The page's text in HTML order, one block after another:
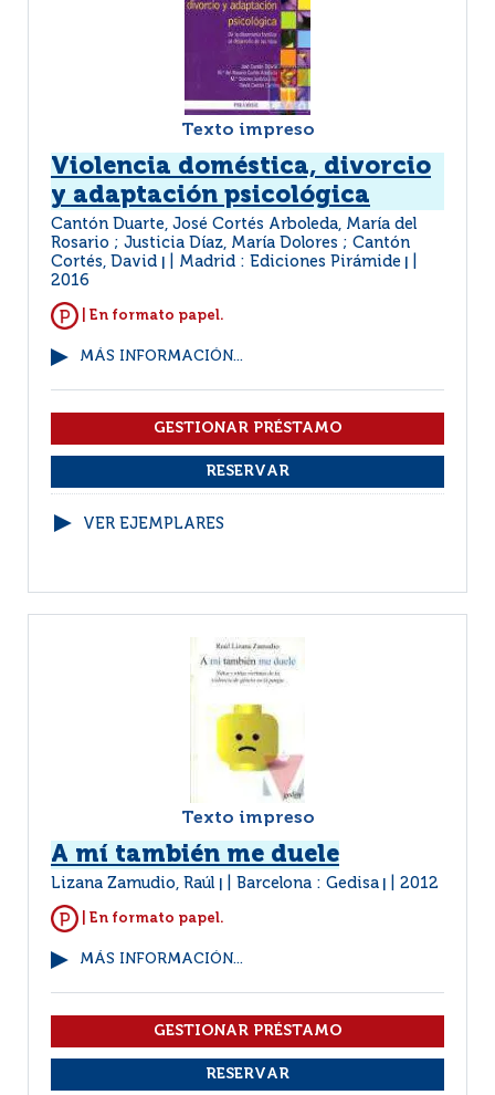
Texto impreso
Violencia doméstica, divorcio
y adaptación psicológica
Cantón Duarte, José Cortés Arboleda, María del
Rosario ; Justicia Díaz, María Dolores ; Cantón
Cortés, David
Madrid : Ediciones Pirámide
2016
| En formato papel.
MÁS INFORMACIÓN...
VER EJEMPLARES
Texto impreso
A mí también me duele
Lizana Zamudio, Raúl Barcelona : Gedisa 2012
| En formato papel.
MÁS INFORMACIÓN...